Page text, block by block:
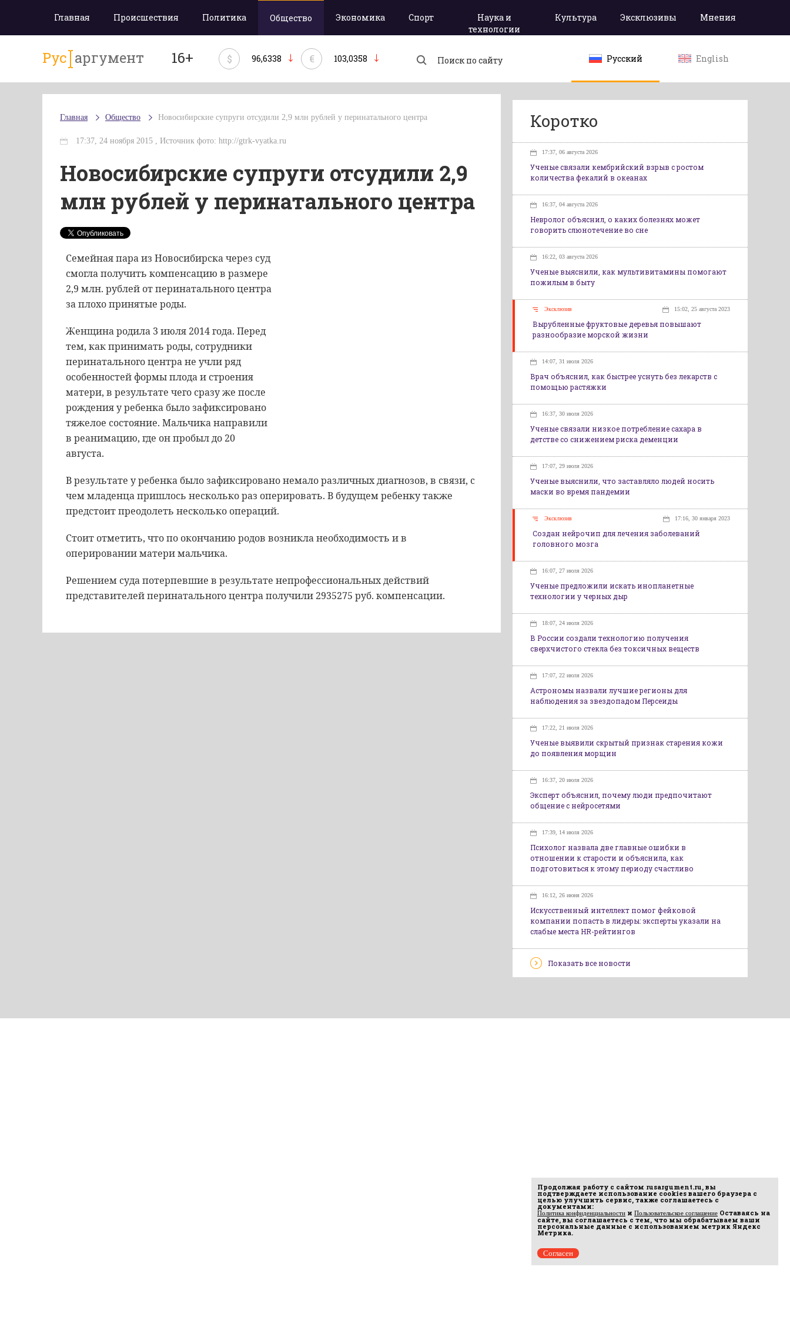
Главная Происшествия Политика Общество Экономика Спорт
Наука и
технологии
Культура Эксклюзивы Мнения
Рус аргумент 16+ $ 96,6338 € 103,0358 Русский English
Главная Общество Новосибирские супруги отсудили 2,9 млн рублей у перинатального центра
17:37, 24 ноября 2015 , Источник фото: http://gtrk-vyatka.ru
Новосибирские супруги отсудили 2,9
млн рублей у перинатального центра
Семейная пара из Новосибирска через суд
смогла получить компенсацию в размере
2,9 млн. рублей от перинатального центра
за плохо принятые роды.
Женщина родила 3 июля 2014 года. Перед
тем, как принимать роды, сотрудники
перинатального центра не учли ряд
особенностей формы плода и строения
матери, в результате чего сразу же после
рождения у ребенка было зафиксировано
тяжелое состояние. Мальчика направили
в реанимацию, где он пробыл до 20
августа.
В результате у ребенка было зафиксировано немало различных диагнозов, в связи, с
чем младенца пришлось несколько раз оперировать. В будущем ребенку также
предстоит преодолеть несколько операций.
Стоит отметить, что по окончанию родов возникла необходимость и в
оперировании матери мальчика.
Решением суда потерпевшие в результате непрофессиональных действий
представителей перинатального центра получили 2935275 руб. компенсации.
Коротко
17:37, 06 августа 2026
Ученые связали кембрийский взрыв с ростом
количества фекалий в океанах
16:37, 04 августа 2026
Невролог объяснил, о каких болезнях может
говорить слюнотечение во сне
16:22, 03 августа 2026
Ученые выяснили, как мультивитамины помогают
пожилым в быту
Эксклюзив 15:02, 25 августа 2023
Вырубленные фруктовые деревья повышают
разнообразие морской жизни
14:07, 31 июля 2026
Врач объяснил, как быстрее уснуть без лекарств с
помощью растяжки
16:37, 30 июля 2026
Ученые связали низкое потребление сахара в
детстве со снижением риска деменции
17:07, 29 июля 2026
Ученые выяснили, что заставляло людей носить
маски во время пандемии
Эксклюзив 17:16, 30 января 2023
Создан нейрочип для лечения заболеваний
головного мозга
16:07, 27 июля 2026
Ученые предложили искать инопланетные
технологии у черных дыр
18:07, 24 июля 2026
В России создали технологию получения
сверхчистого стекла без токсичных веществ
17:07, 22 июля 2026
Астрономы назвали лучшие регионы для
наблюдения за звездопадом Персеиды
17:22, 21 июля 2026
Ученые выявили скрытый признак старения кожи
до появления морщин
16:37, 20 июля 2026
Эксперт объяснил, почему люди предпочитают
общение с нейросетями
17:39, 14 июля 2026
Психолог назвала две главные ошибки в
отношении к старости и объяснила, как
подготовиться к этому периоду счастливо
16:12, 26 июня 2026
Искусственный интеллект помог фейковой
компании попасть в лидеры: эксперты указали на
слабые места HR-рейтингов
Показать все новости
Продолжая работу с сайтом rusargument.ru, вы
подтверждаете использование cookies вашего браузера с
целью улучшить сервис, также соглашаетесь с
документами:
Политика конфиденциальности и Пользовательское соглашение Оставаясь на
сайте, вы соглашаетесь с тем, что мы обрабатываем ваши
персональные данные с использованием метрик Яндекс
Метрика.
Согласен